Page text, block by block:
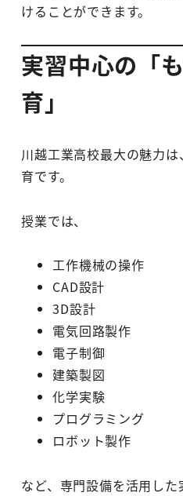
けることができます。
実習中心の「
育」
川越工業高校最大の魅力
育です。
授業では、
工作機械の操作
CAD設計
3D設計
電気回路製作
電子制御
建築製図
化学実験
プログラミング
ロボット製作
など、専門設備を活用し